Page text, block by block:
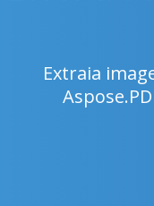
Extraia